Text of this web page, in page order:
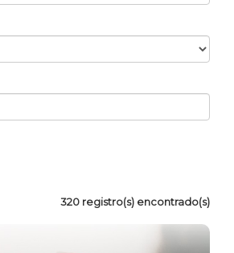
320 registro(s) encontrado(s)